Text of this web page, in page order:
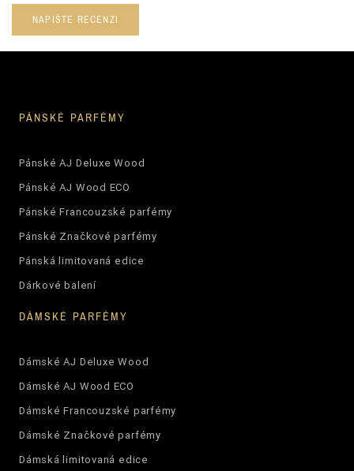
NAPIŠTE RECENZI
PÁNSKÉ PARFÉMY
Pánské AJ Deluxe Wood
Pánské AJ Wood ECO
Pánské Francouzské parfémy
Pánské Značkové parfémy
Pánská limitovaná edice
Dárkové balení
DÁMSKÉ PARFÉMY
Dámské AJ Deluxe Wood
Dámské AJ Wood ECO
Dámské Francouzské parfémy
Dámské Značkové parfémy
Dámská limitovaná edice